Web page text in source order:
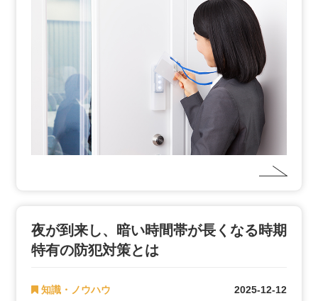
夜が到来し、暗い時間帯が長くなる時期
特有の防犯対策とは
知識・ノウハウ 2025-12-12